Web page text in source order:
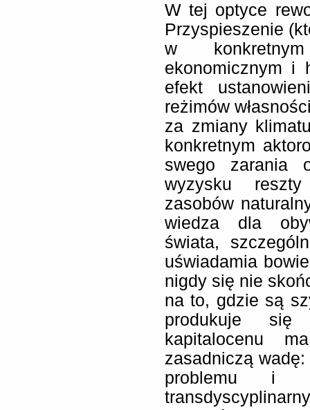
W tej optyce
Przyspieszenie
w
ekonomicznym i
efekt
reżimów
za zmiany
konkretnym
swego zarania
wyzysku
zasobów
wiedza dla
świata,
uświadamia
nigdy się nie
na to, gdzie są
produkuje się
kapitalocenu
zasadniczą
problemu i